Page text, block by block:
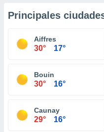
Principales
Aiffres
30° 17°
Bouin
30° 16°
Caunay
29° 16°